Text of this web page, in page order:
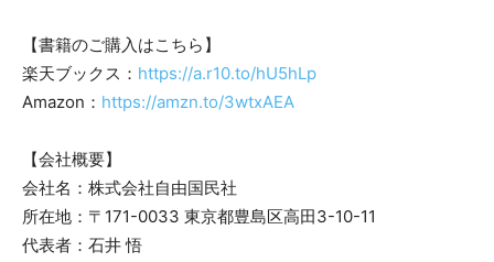
【書籍のご購入はこちら】
楽天ブックス： https://a.r10.to/hU5hLp
Amazon： https://amzn.to/3wtxAEA
【会社概要】
会社名：株式会社自由国民社
所在地：〒171-0033 東京都豊島区高田3-10-11
代表者：石井 悟